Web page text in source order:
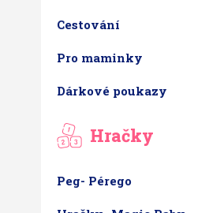
Cestování
Pro maminky
Dárkové poukazy
Hračky
Peg- Pérego